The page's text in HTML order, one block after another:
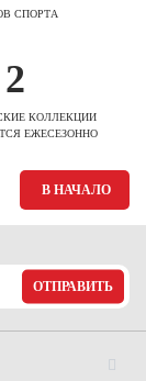
СПОРТА
2
КОЛЛЕКЦИИ
ЕЖЕСЕЗОННО
В НАЧАЛО
ОТПРАВИТЬ